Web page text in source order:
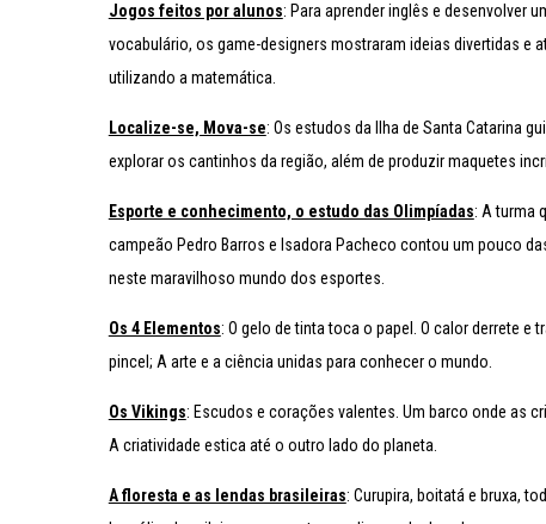
Jogos feitos por alunos: Para aprender inglês e desenvolver
vocabulário, os game-designers mostraram ideias divertidas e
utilizando a matemática.
Localize-se, Mova-se: Os estudos da Ilha de Santa Catarina
explorar os cantinhos da região, além de produzir maquetes
Esporte e conhecimento, o estudo das Olimpíadas: A turma
campeão Pedro Barros e Isadora Pacheco contou um pouco
neste maravilhoso mundo dos esportes.
Os 4 Elementos: O gelo de tinta toca o papel. O calor derrete e
pincel; A arte e a ciência unidas para conhecer o mundo.
Os Vikings: Escudos e corações valentes. Um barco onde as
A criatividade estica até o outro lado do planeta.
A floresta e as lendas brasileiras: Curupira, boitatá e bruxa,